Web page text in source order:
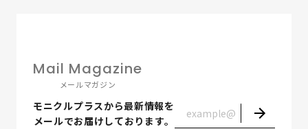
Mail Magazine
メールマガジン
モニクルプラスから最新情報を
メールでお届けしております。